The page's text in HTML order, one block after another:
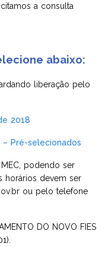
a consulta
abaixo:
liberação pelo
2018
Pré-selecionados
podendo ser
horários devem ser
ou pelo telefone
DO NOVO FIES